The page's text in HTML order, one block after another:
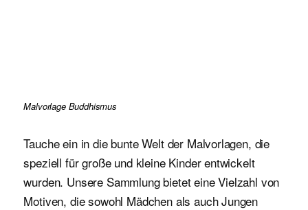
Malvorlage Buddhismus
Tauche ein in die bunte Welt der Malvorlagen, die
speziell für große und kleine Kinder entwickelt
wurden. Unsere Sammlung bietet eine Vielzahl von
Motiven, die sowohl Mädchen als auch Jungen